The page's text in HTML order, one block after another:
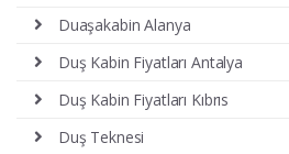
Duaşakabin Alanya
Duş Kabin Fiyatları Antalya
Duş Kabin Fiyatları Kıbrıs
Duş Teknesi